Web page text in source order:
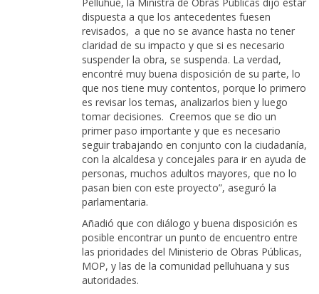
dispuesta a que los antecedentes fuesen
revisados, a que no se avance hasta no tener
claridad de su impacto y que si es necesario
suspender la obra, se suspenda. La verdad,
encontré muy buena disposición de su parte, lo
que nos tiene muy contentos, porque lo primero
es revisar los temas, analizarlos bien y luego
tomar decisiones. Creemos que se dio un
primer paso importante y que es necesario
seguir trabajando en conjunto con la ciudadanía,
con la alcaldesa y concejales para ir en ayuda de
personas, muchos adultos mayores, que no lo
pasan bien con este proyecto”, aseguró la
parlamentaria.
Añadió que con diálogo y buena disposición es
posible encontrar un punto de encuentro entre
las prioridades del Ministerio de Obras Públicas,
MOP, y las de la comunidad pelluhuana y sus
autoridades.